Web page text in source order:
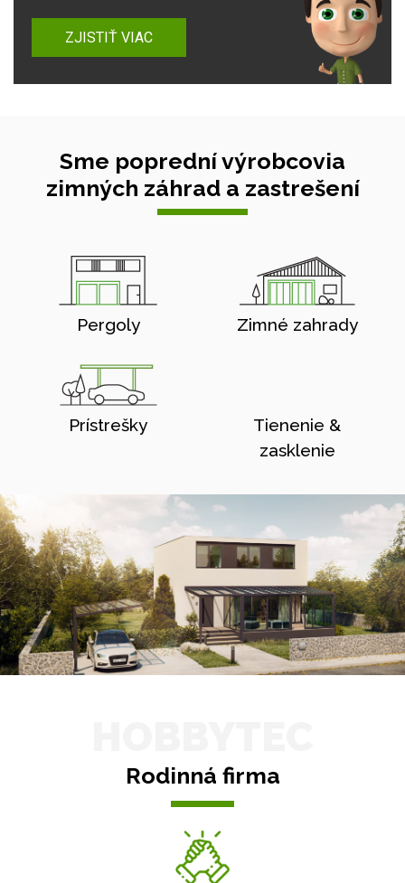
ZJISTIŤ VIAC
Sme poprední výrobcovia
zimných záhrad a zastrešení
Pergoly Zimné zahrady
Prístrešky
Tienenie &
zasklenie
Rodinná firma